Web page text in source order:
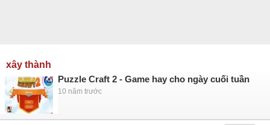
xây thành
Puzzle Craft 2 - Game hay cho ngày cuối tuần
10 năm trước